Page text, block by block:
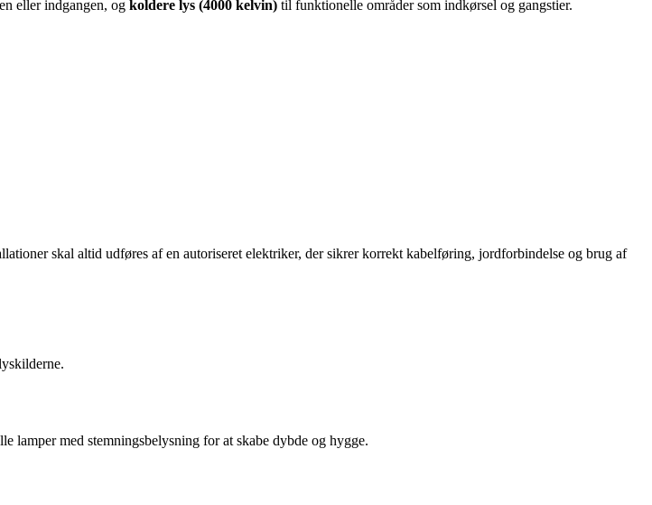
eller indgangen, og koldere lys (4000 kelvin) til funktionelle områder som indkørsel og gangstier.
skal altid udføres af en autoriseret elektriker, der sikrer korrekt kabelføring, jordforbindelse og brug af
lamper med stemningsbelysning for at skabe dybde og hygge.